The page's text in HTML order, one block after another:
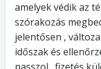
amelyek védik az
szórakozás
jelentősen ,
időszak és